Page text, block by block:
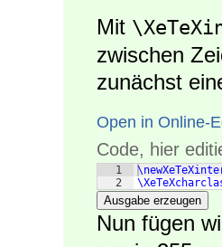
Mit
zwischen
zunächst
Open in Online-
Code, hier
1
2
Ausgabe erzeugen
Nun fügen